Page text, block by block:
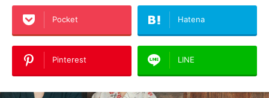
Pocket Hatena
Pinterest LINE